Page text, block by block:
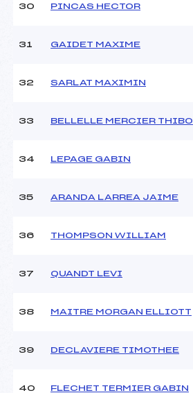
30 PINCAS HECTOR
31 GAIDET MAXIME
32 SARLAT MAXIMIN
33 BELLELLE MERCIER THIBO
34 LEPAGE GABIN
35 ARANDA LARREA JAIME
36 THOMPSON WILLIAM
37 QUANDT LEVI
38 MAITRE MORGAN ELLIOTT
39 DECLAVIERE TIMOTHEE
40 FLECHET TERMIER GABIN